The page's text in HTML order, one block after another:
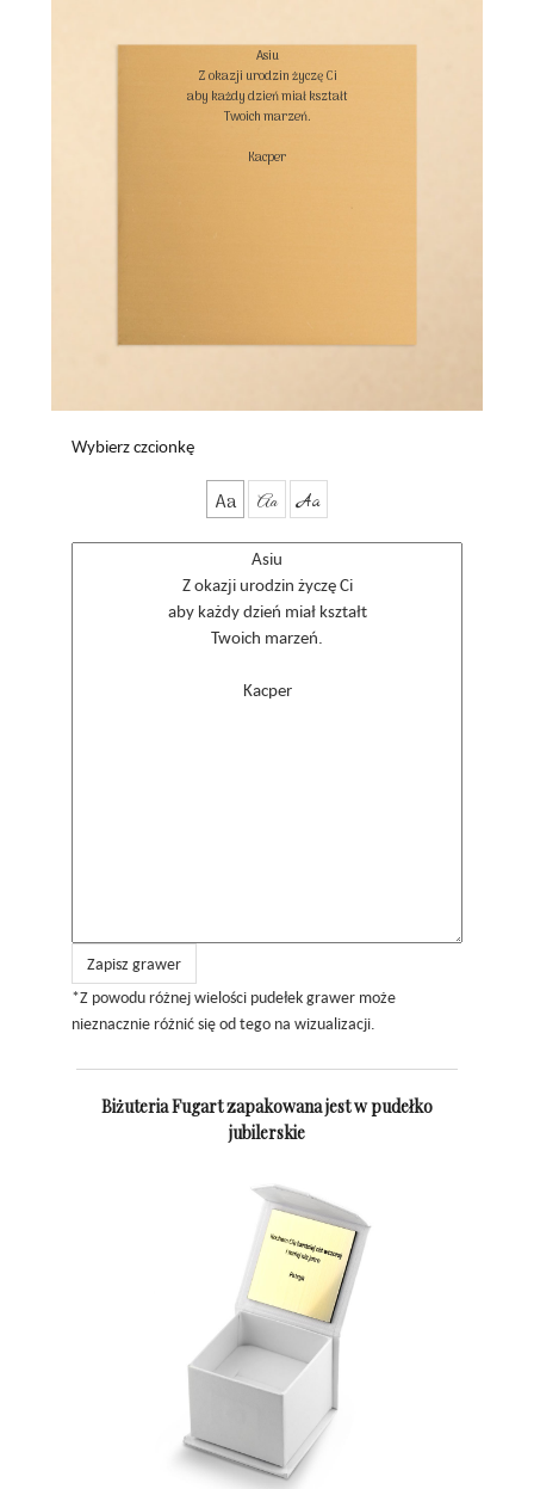
Asiu
Z okazji urodzin życzę Ci
aby każdy dzień miał kształt
Twoich marzeń.
Kacper
Wybierz czcionkę
Aa Aa Aa
Zapisz grawer
*Z powodu różnej wielości pudełek grawer może
nieznacznie różnić się od tego na wizualizacji.
Biżuteria Fugart zapakowana jest w pudełko
jubilerskie